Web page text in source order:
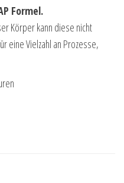
Formel.
Körper kann diese nicht
eine Vielzahl an Prozesse,